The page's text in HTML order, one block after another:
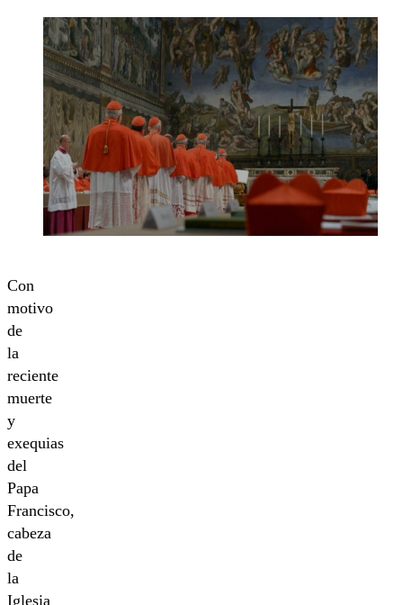
Con
motivo
de
la
reciente
muerte
y
exequias
del
Papa
Francisco,
cabeza
de
la
Iglesia